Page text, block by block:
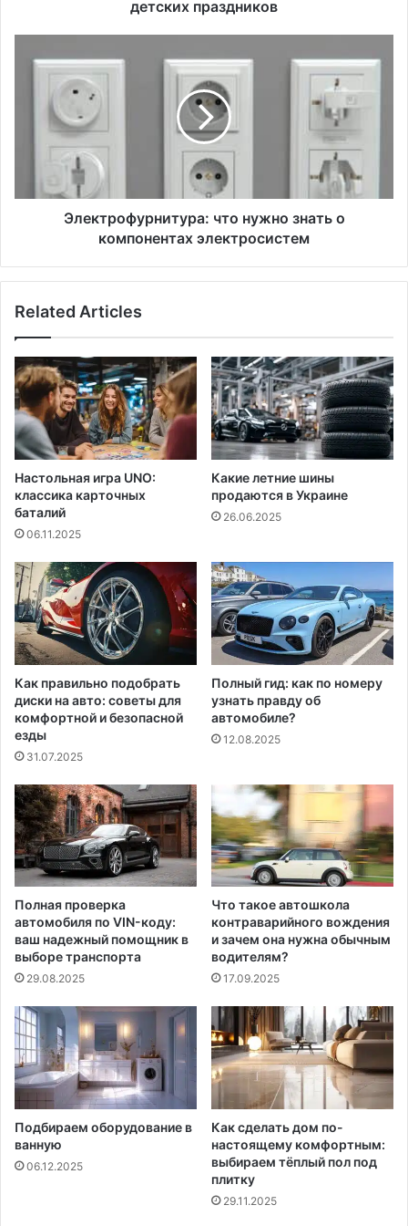
детских праздников
что
компонентах
электросистем
Электрофурнитура: что нужно знать о
компонентах электросистем
Related Articles
Настольная игра UNO:
классика карточных
баталий
06.11.2025
Какие летние шины
продаются в Украине
26.06.2025
Как правильно подобрать
диски на авто: советы для
комфортной и безопасной
езды
31.07.2025
Полный гид: как по номеру
узнать правду об
автомобиле?
12.08.2025
Полная проверка
автомобиля по VIN-коду:
ваш надежный помощник в
выборе транспорта
29.08.2025
Что такое автошкола
контраварийного вождения
и зачем она нужна обычным
водителям?
17.09.2025
Подбираем оборудование в
ванную
06.12.2025
Как сделать дом по-
настоящему комфортным:
выбираем тёплый пол под
плитку
29.11.2025